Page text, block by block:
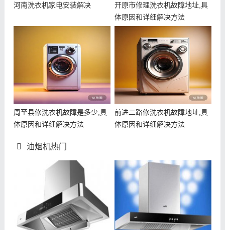
河南洗衣机家电安装解决
开原市修理洗衣机故障地址,具
体原因和详细解决方法
周至县修洗衣机故障是多少,具
体原因和详细解决方法
前进二路修洗衣机故障地址,具
体原因和详细解决方法
油烟机热门